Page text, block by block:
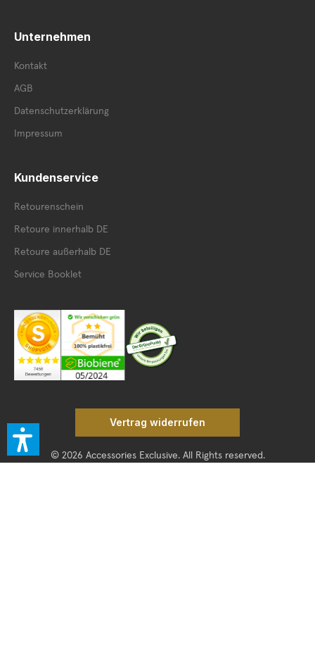
Unternehmen
Kontakt
AGB
Datenschutzerklärung
Impressum
Kundenservice
Retourenschein
Retoure innerhalb DE
Retoure außerhalb DE
Service Booklet
Vertrag widerrufen
© 2026 Accessories Exclusive. All Rights reserved.